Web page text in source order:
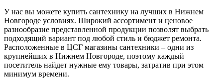
У нас вы можете купить сантехнику на лучших в Нижнем
Новгороде условиях. Широкий ассортимент и ценовое
разнообразие представленной продукции позволят выбрать
подходящий вариант под любой стиль и бюджет ремонта.
Расположенные в ЦСГ магазины сантехники – одни из
крупнейших в Нижнем Новгороде, поэтому каждый
посетитель найдет нужные ему товары, затратив при этом
минимум времени.